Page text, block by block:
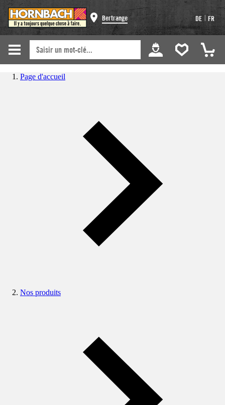
Bertrange DE | FR
Page d'accueil
Nos produits